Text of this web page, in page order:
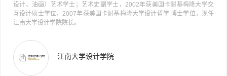
设计、油画）艺术学士；艺术史副学士，2002年获美国卡耐基梅隆大学交
互设计硕士学位，2007年获美国卡耐基梅隆大学设计哲学 博士学位，现任
江南大学设计学院院长。
江南大学设计学院